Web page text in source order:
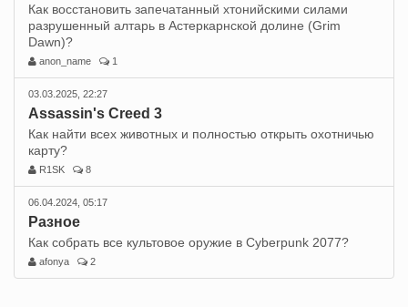
Как восстановить запечатанный хтонийскими силами
разрушенный алтарь в Астеркарнской долине (Grim
Dawn)?
anon_name 1
03.03.2025, 22:27
Assassin's Creed 3
Как найти всех животных и полностью открыть охотничью
карту?
R1SK 8
06.04.2024, 05:17
Разное
Как собрать все культовое оружие в Cyberpunk 2077?
afonya 2